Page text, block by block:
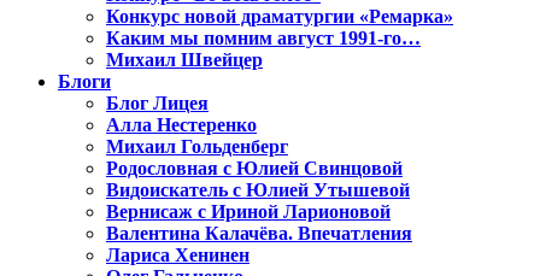
Конкурс новой драматургии «Ремарка»
Каким мы помним август 1991-го…
Михаил Швейцер
Блоги
Блог Лицея
Алла Нестеренко
Михаил Гольденберг
Родословная с Юлией Свинцовой
Видоискатель с Юлией Утышевой
Вернисаж с Ириной Ларионовой
Валентина Калачёва. Впечатления
Лариса Хенинен